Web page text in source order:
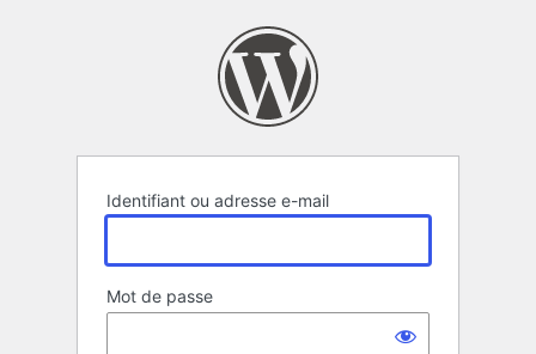
Identifiant ou adresse e-mail
Mot de passe